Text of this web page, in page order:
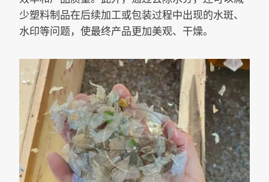
少塑料制品在后续加工或包装过程中出现的水斑、
水印等问题，使最终产品更加美观、干燥。